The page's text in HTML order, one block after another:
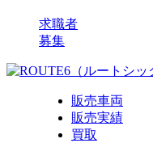
求職者
募集
販売車両
販売実績
買取